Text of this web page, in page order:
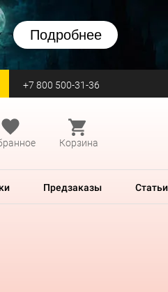
Подробнее
+7 800 500-31-36
Корзина
Предзаказы Статьи